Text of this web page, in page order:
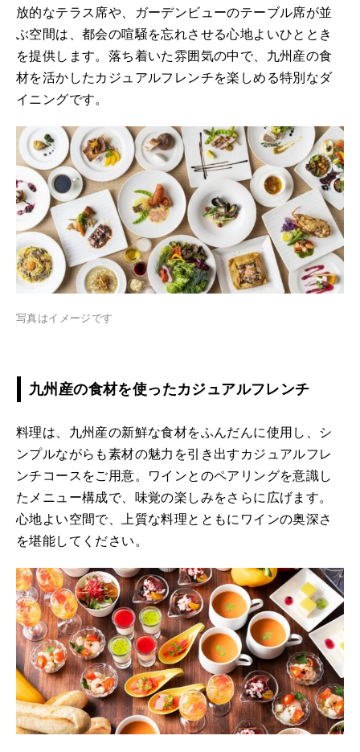
放的なテラス席や、ガーデンビューのテーブル席が並
ぶ空間は、都会の喧騒を忘れさせる心地よいひととき
を提供します。落ち着いた雰囲気の中で、九州産の食
材を活かしたカジュアルフレンチを楽しめる特別なダ
イニングです。
写真はイメージです
九州産の食材を使ったカジュアルフレンチ
料理は、九州産の新鮮な食材をふんだんに使用し、シ
ンプルながらも素材の魅力を引き出すカジュアルフレ
ンチコースをご用意。ワインとのペアリングを意識し
たメニュー構成で、味覚の楽しみをさらに広げます。
心地よい空間で、上質な料理とともにワインの奥深さ
を堪能してください。